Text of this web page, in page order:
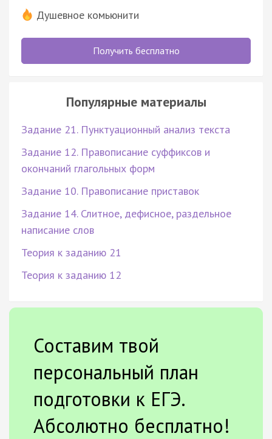
Душевное комьюнити
Получить бесплатно
Популярные материалы
Задание 21. Пунктуационный анализ текста
Задание 12. Правописание суффиксов и
окончаний глагольных форм
Задание 10. Правописание приставок
Задание 14. Слитное, дефисное, раздельное
написание слов
Теория к заданию 21
Теория к заданию 12
Составим твой
персональный план
подготовки к ЕГЭ.
Абсолютно бесплатно!